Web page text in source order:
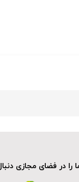
را در فضای مجازی